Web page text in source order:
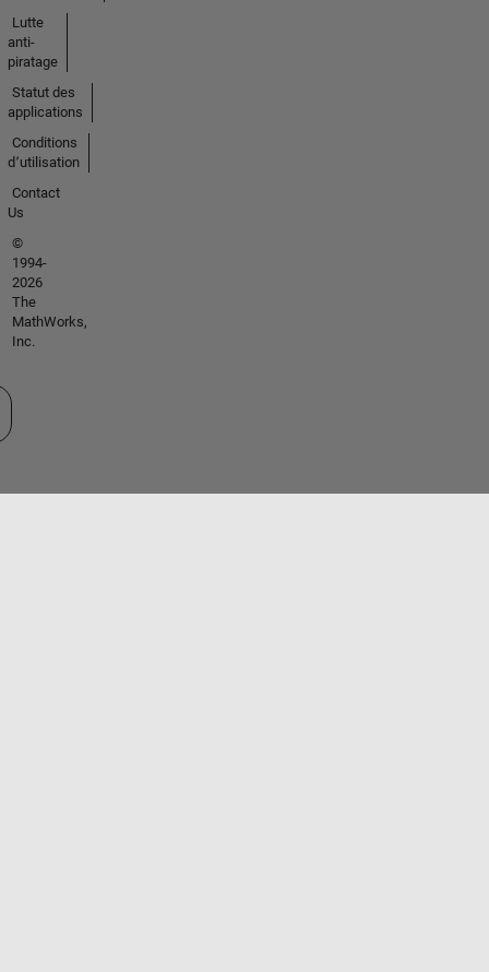
Lutte
anti-
piratage
Statut des
applications
Conditions
d՚utilisation
Contact
Us
©
1994-
2026
The
MathWorks,
Inc.
un site web